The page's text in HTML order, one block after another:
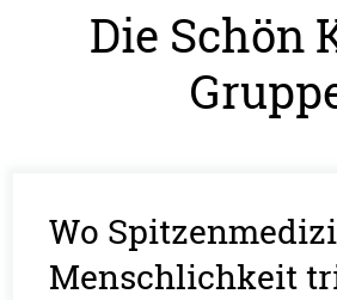
Die Schön
Wo
Menschlichkeit